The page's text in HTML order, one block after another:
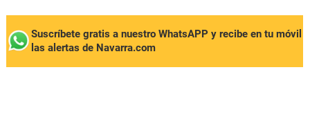
Suscríbete gratis a nuestro WhatsAPP y recibe en tu móvil
las alertas de Navarra.com